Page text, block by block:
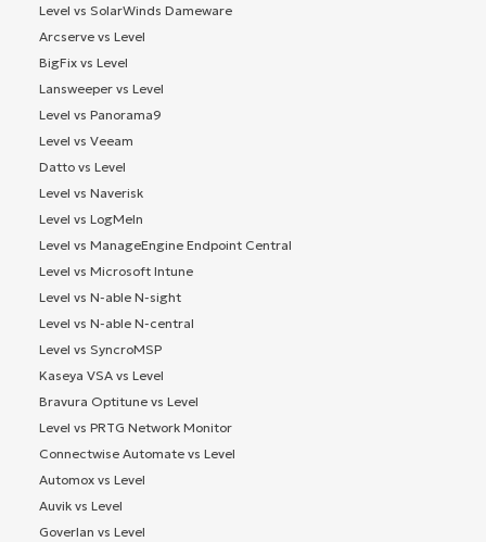
Level vs SolarWinds Dameware
Arcserve vs Level
BigFix vs Level
Lansweeper vs Level
Level vs Panorama9
Level vs Veeam
Datto vs Level
Level vs Naverisk
Level vs LogMeIn
Level vs ManageEngine Endpoint Central
Level vs Microsoft Intune
Level vs N-able N-sight
Level vs N-able N-central
Level vs SyncroMSP
Kaseya VSA vs Level
Bravura Optitune vs Level
Level vs PRTG Network Monitor
Connectwise Automate vs Level
Automox vs Level
Auvik vs Level
Goverlan vs Level